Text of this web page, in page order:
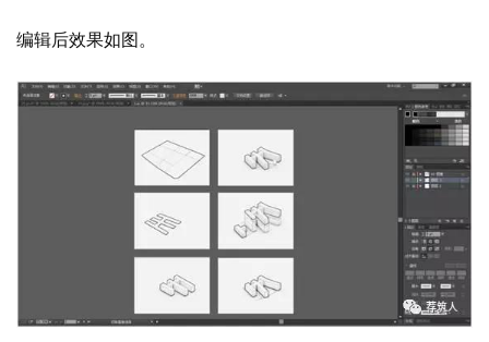
编辑后效果如图。